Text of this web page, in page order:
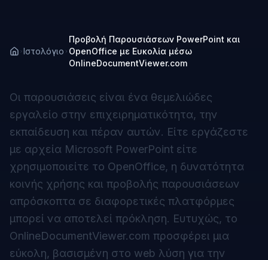
Ιστολόγιο
Προβολή Παρουσιάσεων PowerPoint και
OpenOffice με Ευκολία μέσω
OnlineDocumentViewer.com
Οι παρουσιάσεις είναι ένα θεμελιώδες
εργαλείο στην επιχειρηματικότητα, την
εκπαίδευση και πέραν αυτών. Είτε εργάζεστε
με αρχεία Microsoft PowerPoint είτε
χρησιμοποιείτε το OpenOffice, η δυνατότητα
κοινής χρήσης και προβολής παρουσιάσεων
απρόσκοπτα σε διαφορετικές πλατφόρμες
μπορεί να αποτελεί πρόκληση. Ευτυχώς, το
OnlineDocumentViewer.com προσφέρει μια
εύκολη, βασισμένη στο web λύση για την